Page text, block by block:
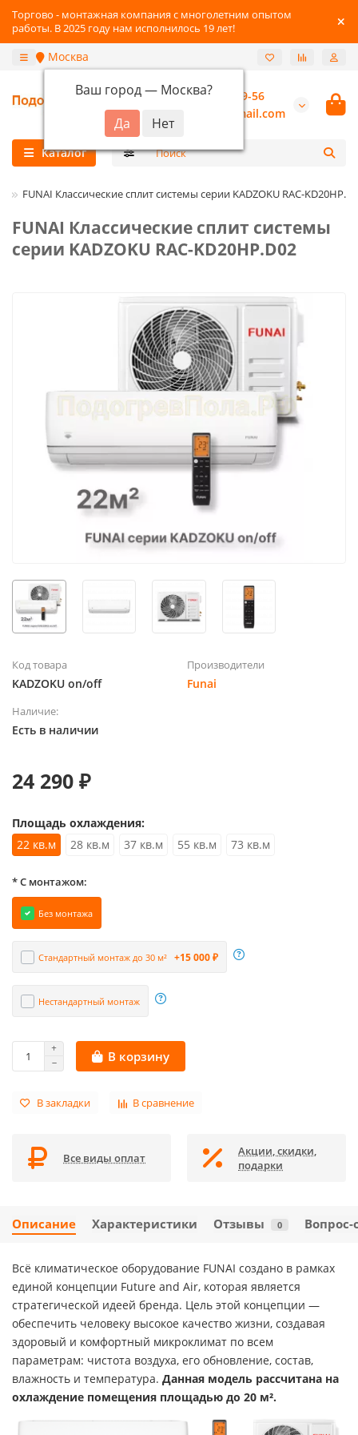
Торгово - монтажная компания с многолетним опытом
работы. В 2025 году нам исполнилось 19 лет!
Москва
Ваш город — Москва?
+7 (800) 777-89-56
burannsk@gmail.com
Каталог
FUNAI Классические сплит системы серии KADZOKU RAC-
FUNAI Классические сплит системы
серии KADZOKU RAC-KD20HP.D02
Код товара
KADZOKU on/off
Производители
Funai
Наличие:
Есть в наличии
24 290 ₽
Площадь охлаждения:
22 кв.м
28 кв.м 37 кв.м 55 кв.м 73 кв.м
* С монтажом:
Без монтажа
Стандартный монтаж до 30 м² +15 000 ₽
Нестандартный монтаж
В корзину
В закладки В сравнение
Все виды оплат
Акции, скидки,
подарки
Описание Характеристики Отзывы 0 Вопрос-
Всё климатическое оборудование FUNAI создано в рамках
единой концепции Future and Air, которая является
стратегической идеей бренда. Цель этой концепции —
обеспечить человеку высокое качество жизни, создавая
здоровый и комфортный микроклимат по всем
параметрам: чистота воздуха, его обновление, состав,
влажность и температура. Данная модель рассчитана на
охлаждение помещения площадью до 20 м².